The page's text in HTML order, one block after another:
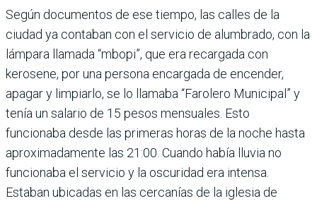
Según documentos de ese tiempo, las calles de la
ciudad ya contaban con el servicio de alumbrado, con la
lámpara llamada “mbopi”, que era recargada con
kerosene, por una persona encargada de encender,
apagar y limpiarlo, se lo llamaba “Farolero Municipal” y
tenía un salario de 15 pesos mensuales. Esto
funcionaba desde las primeras horas de la noche hasta
aproximadamente las 21:00. Cuando había lluvia no
funcionaba el servicio y la oscuridad era intensa.
Estaban ubicadas en las cercanías de la iglesia de